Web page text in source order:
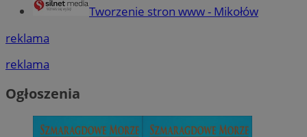
Tworzenie stron www - Mikołów
reklama
reklama
Ogłoszenia